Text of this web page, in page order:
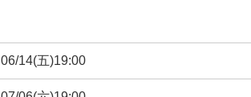
06/14(五)19:00